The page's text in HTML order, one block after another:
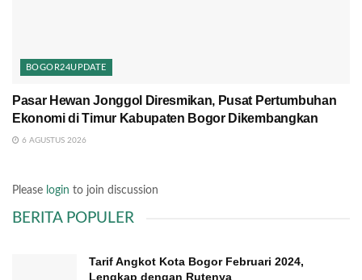
BOGOR24UPDATE
Pasar Hewan Jonggol Diresmikan, Pusat Pertumbuhan
Ekonomi di Timur Kabupaten Bogor Dikembangkan
6 AGUSTUS 2026
Please login to join discussion
BERITA POPULER
Tarif Angkot Kota Bogor Februari 2024,
Lengkap dengan Rutenya